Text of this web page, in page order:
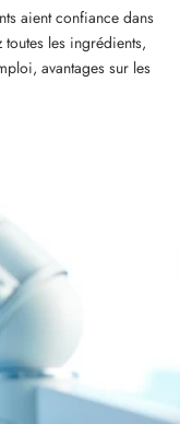
aient confiance dans
les ingrédients,
avantages sur les